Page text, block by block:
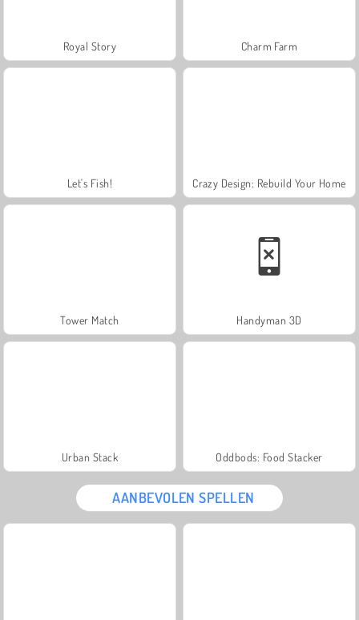
Royal Story Charm Farm
Let's Fish! Crazy Design: Rebuild Your Home
Tower Match Handyman 3D
Urban Stack Oddbods: Food Stacker
AANBEVOLEN SPELLEN